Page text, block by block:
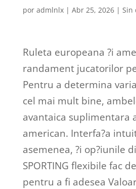
por admlnlx| Abr 25, 2026| Sin
Ruleta europeana ?i
randament jucatorilor
Pentru a determina
cel mai mult bine,
avantaica suplimentara
american. Interfa?a
asemenea, ?i op?iunile
SPORTING flexibile fac
pentru a fi adesea